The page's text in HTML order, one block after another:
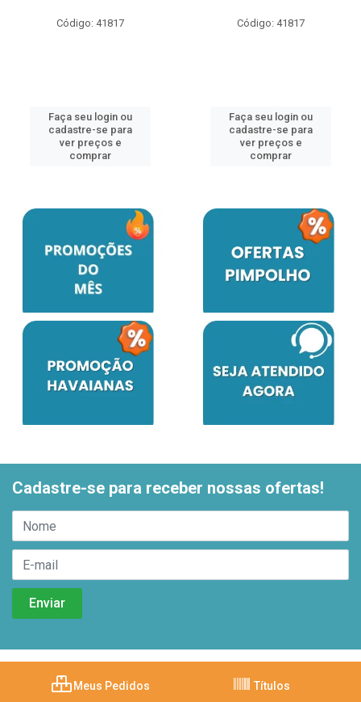
Código: 41817
Faça seu login ou
cadastre-se para
ver preços e
comprar
Código: 41817
Faça seu login ou
cadastre-se para
ver preços e
comprar
Cadastre-se para receber nossas ofertas!
Meus Pedidos Títulos